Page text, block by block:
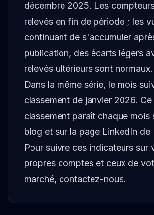
décembre 2025. Les
relevés en fin de période ; les
continuant de s'accumuler
publication, des écarts légers
relevés ultérieurs sont normaux.
Dans la même série, le mois
classement de janvier 2026. Ce
classement paraît chaque mois
blog et sur la page LinkedIn de
Pour suivre ces indicateurs sur
propres comptes et ceux de
marché, contactez-nous.